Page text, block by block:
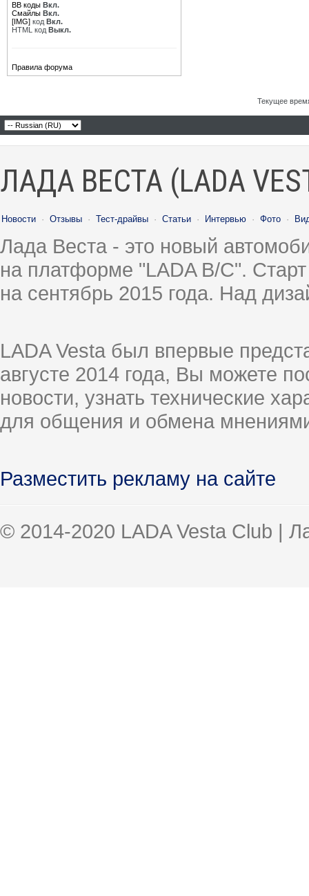
BB коды Вкл.
Смайлы Вкл.
[IMG] код Вкл.
HTML код Выкл.
Правила форума
Текущее
ЛАДА ВЕСТА (LADA
Новости · Отзывы · Тест-драйвы · Статьи · Интервью · Фото ·
Лада Веста - это новый
на платформе "LADA B/C".
на сентябрь 2015 года. Над
LADA Vesta был впервые
августе 2014 года, Вы можете
новости, узнать технические
для общения и обмена
Разместить рекламу на сайте
© 2014-2020 LADA Vesta Club |